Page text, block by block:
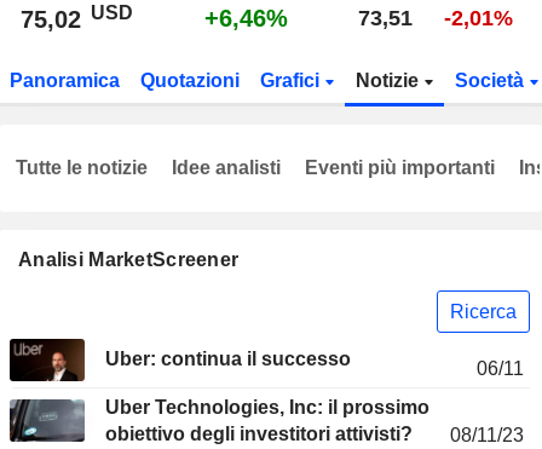
75,02 USD +6,46% 73,51 -2,01%
Panoramica Quotazioni Grafici Notizie Società
Analisi MarketScreener
Ricerca
Uber: continua il successo
06/11
Uber Technologies, Inc: il prossimo
obiettivo degli investitori attivisti?
08/11/23
Tutte le notizie Idee analisti Eventi più importanti